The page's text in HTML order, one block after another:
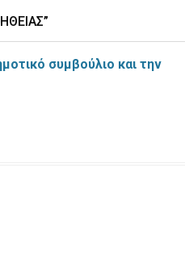
συμβούλιο και την